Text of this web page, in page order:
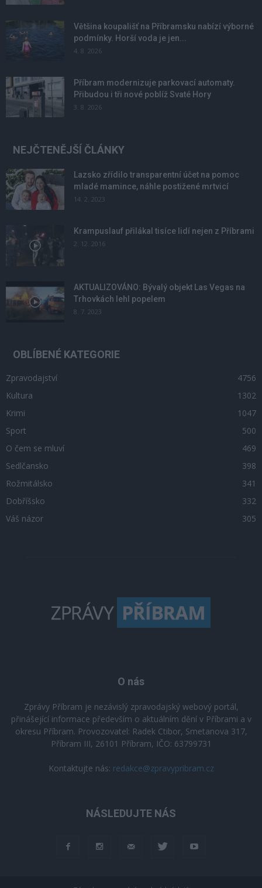
Většina koupališť na Příbramsku nabízí výborné
podmínky. Horší voda je jen...
4. 8. 2026
Příbram modernizuje parkovací automaty.
Přibudou i tři nové poblíž Svaté Hory
3. 8. 2026
NEJČTENĚJŠÍ ČLÁNKY
Lazsko zřídilo transparentní účet na pomoc
mladé mamince, náhle postižené mrtvicí
14. 2. 2023
Krampuslauf přilákal tisíce lidí nejen z Příbrami
2. 12. 2016
AKTUALIZOVÁNO: Bývalý objekt Las Vegas na
Trhovkách lehl popelem
8. 7. 2023
OBLÍBENÉ KATEGORIE
Zpravodajství
4756
Kultura
1302
Krimi
1047
Sport
500
O čem se mluví
469
Sedlčansko
398
Rožmitálsko
341
Dobříšsko
332
Váš názor
305
O nás
Zprávy Příbram je nezávislý zpravodajský webový portál,
přinášející informace především o aktuálním dění v Příbrami a v
okresu Příbram. Provozovatel: Radek Ctibor, Smetanova 317,
Příbram III, 26101 Příbram, IČO: 63799731
Kontaktujte nás: redakce@zpravypribram.cz
NÁSLEDUJTE NÁS